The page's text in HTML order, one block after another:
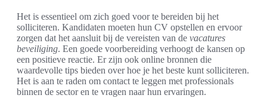
Het is essentieel om zich goed voor te bereiden bij het
solliciteren. Kandidaten moeten hun CV opstellen en ervoor
zorgen dat het aansluit bij de vereisten van de vacatures
beveiliging. Een goede voorbereiding verhoogt de kansen op
een positieve reactie. Er zijn ook online bronnen die
waardevolle tips bieden over hoe je het beste kunt solliciteren.
Het is aan te raden om contact te leggen met professionals
binnen de sector en te vragen naar hun ervaringen.